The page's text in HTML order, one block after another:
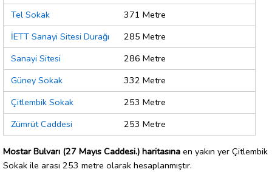
Tel Sokak
371 Metre
İETT Sanayi Sitesi Durağı
285 Metre
Sanayi Sitesi
286 Metre
Güney Sokak
332 Metre
Çitlembik Sokak
253 Metre
Zümrüt Caddesi
253 Metre
Mostar Bulvarı (27 Mayıs Caddesi.) haritasına en yakın yer Çitlembik
Sokak ile arası 253 metre olarak hesaplanmıştır.